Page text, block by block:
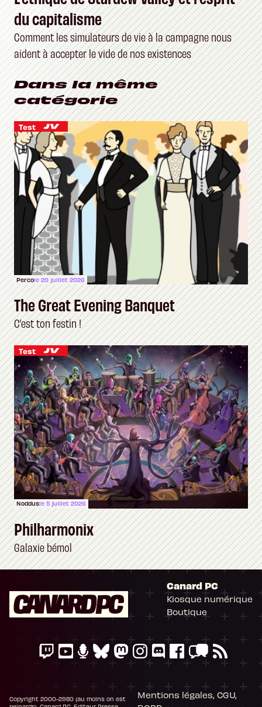
du capitalisme
Comment les simulateurs de vie à la campagne nous
aident à accepter le vide de nos existences
Dans la même
catégorie
Test
Percole 20 juillet 2026
The Great Evening Banquet
C’est ton festin !
Test
Noddusle 5 juillet 2026
Philharmonix
Galaxie bémol
Canard PC
Kiosque numérique
Boutique
Copyright 2000-2980 (au moins on est
Mentions légales, CGU,